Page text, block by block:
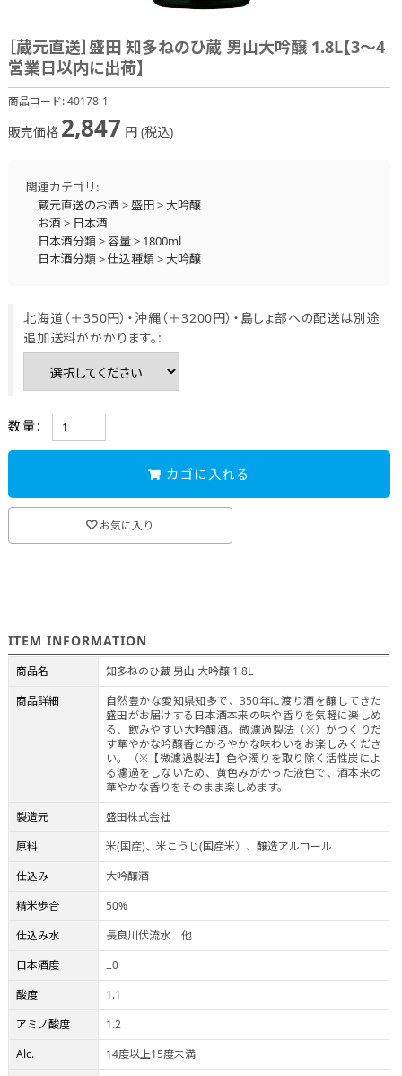
［蔵元直送］盛田 知多ねのひ蔵 男山大吟醸 1.8L【3～4
営業日以内に出荷】
商品コード:40178-1
販売価格 2,847 円 (税込)
関連カテゴリ:
蔵元直送のお酒 >盛田>大吟醸
お酒 > 日本酒
日本酒分類>容量> 1800ml
日本酒分類>仕込種類>大吟醸
北海道（＋350円）・沖縄（＋3200円）・島しょ部への配送は別途
追加送料がかかります。:
数量:
カゴに入れる
お気に入り
ITEM INFORMATION
商品名
知多ねのひ蔵 男山 大吟醸 1.8L
商品詳細
自然豊かな愛知県知多で、350年に渡り酒を醸してきた
盛田がお届けする日本酒本来の味や香りを気軽に楽しめ
る、飲みやすい大吟醸酒。微濾過製法（※）がつくりだ
す華やかな吟醸香とかろやかな味わいをお楽しみくださ
い。（※【微濾過製法】色や濁りを取り除く活性炭によ
る濾過をしないため、黄色みがかった液色で、酒本来の
華やかな香りをそのまま楽しめます。
製造元
盛田株式会社
原料
米(国産)、米こうじ(国産米）、醸造アルコール
仕込み
大吟醸酒
精米歩合
50%
仕込み水
長良川伏流水 他
日本酒度
±0
酸度
1.1
アミノ酸度
1.2
Alc.
14度以上15度未満